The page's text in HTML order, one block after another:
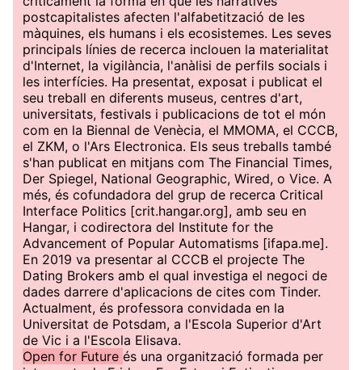
postcapitalistes afecten l'alfabetització de les
màquines, els humans i els ecosistemes. Les seves
principals línies de recerca inclouen la materialitat
d'Internet, la vigilància, l'anàlisi de perfils socials i
les interfícies. Ha presentat, exposat i publicat el
seu treball en diferents museus, centres d'art,
universitats, festivals i publicacions de tot el món
com en la Biennal de Venècia, el MMOMA, el CCCB,
el ZKM, o l'Ars Electronica. Els seus treballs també
s'han publicat en mitjans com The Financial Times,
Der Spiegel, National Geographic, Wired, o Vice. A
més, és cofundadora del grup de recerca Critical
Interface Politics [crit.hangar.org], amb seu en
Hangar, i codirectora del Institute for the
Advancement of Popular Automatisms [ifapa.me].
En 2019 va presentar al CCCB el projecte The
Dating Brokers amb el qual investiga el negoci de
dades darrere d'aplicacions de cites com Tinder.
Actualment, és professora convidada en la
Universitat de Potsdam, a l'Escola Superior d'Art
de Vic i a l'Escola Elisava.
Open for Future és una organització formada per